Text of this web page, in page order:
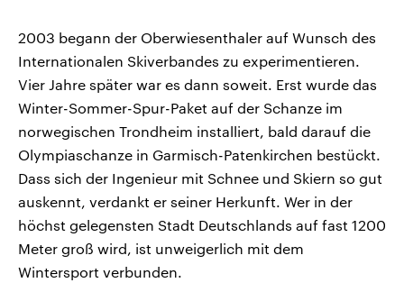
2003 begann der Oberwiesenthaler auf Wunsch des
Internationalen Skiverbandes zu experimentieren.
Vier Jahre später war es dann soweit. Erst wurde das
Winter-Sommer-Spur-Paket auf der Schanze im
norwegischen Trondheim installiert, bald darauf die
Olympiaschanze in Garmisch-Patenkirchen bestückt.
Dass sich der Ingenieur mit Schnee und Skiern so gut
auskennt, verdankt er seiner Herkunft. Wer in der
höchst gelegensten Stadt Deutschlands auf fast 1200
Meter groß wird, ist unweigerlich mit dem
Wintersport verbunden.